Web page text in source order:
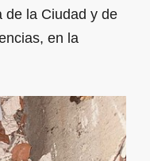
de la Ciudad y de
en la